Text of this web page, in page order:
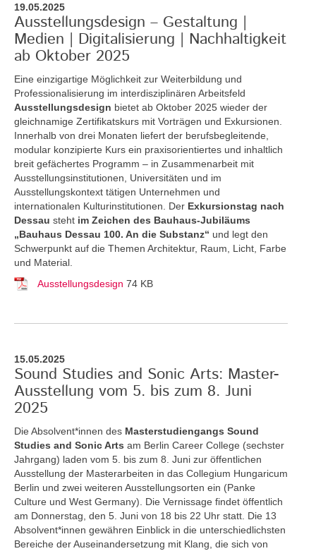
19.05.2025
Ausstellungsdesign – Gestaltung |
Medien | Digitalisierung | Nachhaltigkeit
ab Oktober 2025
Eine einzigartige Möglichkeit zur Weiterbildung und
Professionalisierung im interdisziplinären Arbeitsfeld
Ausstellungsdesign bietet ab Oktober 2025 wieder der
gleichnamige Zertifikatskurs mit Vorträgen und Exkursionen.
Innerhalb von drei Monaten liefert der berufsbegleitende,
modular konzipierte Kurs ein praxisorientiertes und inhaltlich
breit gefächertes Programm – in Zusammenarbeit mit
Ausstellungsinstitutionen, Universitäten und im
Ausstellungskontext tätigen Unternehmen und
internationalen Kulturinstitutionen. Der Exkursionstag nach
Dessau steht im Zeichen des Bauhaus-Jubiläums
„Bauhaus Dessau 100. An die Substanz“ und legt den
Schwerpunkt auf die Themen Architektur, Raum, Licht, Farbe
und Material.
Ausstellungsdesign 74 KB
15.05.2025
Sound Studies and Sonic Arts: Master-
Ausstellung vom 5. bis zum 8. Juni
2025
Die Absolvent*innen des Masterstudiengangs Sound
Studies and Sonic Arts am Berlin Career College (sechster
Jahrgang) laden vom 5. bis zum 8. Juni zur öffentlichen
Ausstellung der Masterarbeiten in das Collegium Hungaricum
Berlin und zwei weiteren Ausstellungsorten ein (Panke
Culture und West Germany). Die Vernissage findet öffentlich
am Donnerstag, den 5. Juni von 18 bis 22 Uhr statt. Die 13
Absolvent*innen gewähren Einblick in die unterschiedlichsten
Bereiche der Auseinandersetzung mit Klang, die sich von